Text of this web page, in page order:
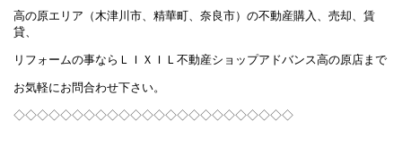
高の原エリア（木津川市、精華町、奈良市）の不動産購入、売却、賃
貸、
リフォームの事ならＬＩＸＩＬ不動産ショップアドバンス高の原店まで
お気軽にお問合わせ下さい。
◇◇◇◇◇◇◇◇◇◇◇◇◇◇◇◇◇◇◇◇◇◇◇◇